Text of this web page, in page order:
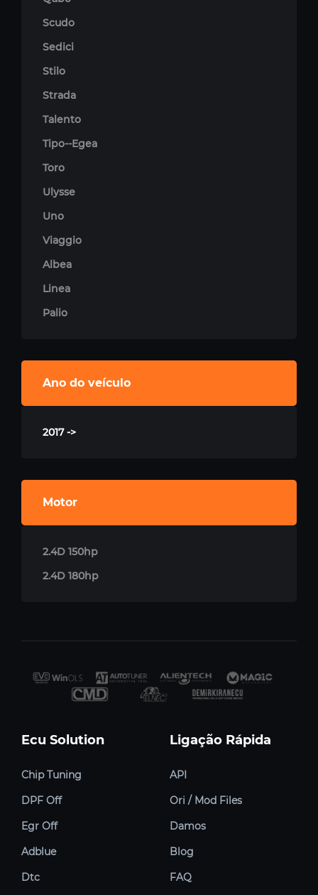
Scudo
Sedici
Stilo
Strada
Talento
Tipo--Egea
Toro
Ulysse
Uno
Viaggio
Albea
Linea
Palio
Ano do veículo
2017 ->
Motor
2.4D 150hp
2.4D 180hp
Ecu Solution
Chip Tuning
DPF Off
Egr Off
Adblue
Dtc
Ligação Rápida
API
Ori / Mod Files
Damos
Blog
FAQ